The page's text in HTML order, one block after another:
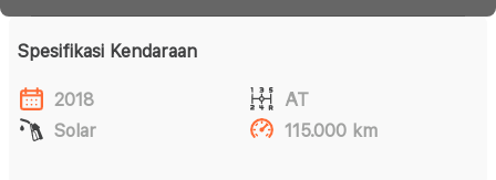
Spesifikasi Kendaraan
2018
AT
Solar
115.000 km